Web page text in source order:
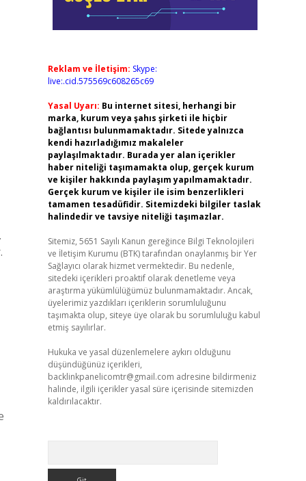
Reklam ve İletişim: Skype:
live:.cid.575569c608265c69
Yasal Uyarı: Bu internet sitesi, herhangi bir
marka, kurum veya şahıs şirketi ile hiçbir
bağlantısı bulunmamaktadır. Sitede yalnızca
kendi hazırladığımız makaleler
paylaşılmaktadır. Burada yer alan içerikler
haber niteliği taşımamakta olup, gerçek kurum
ve kişiler hakkında paylaşım yapılmamaktadır.
Gerçek kurum ve kişiler ile isim benzerlikleri
tamamen tesadüfidir. Sitemizdeki bilgiler taslak
halindedir ve tavsiye niteliği taşımazlar.
Sitemiz, 5651 Sayılı Kanun gereğince Bilgi Teknolojileri
ve İletişim Kurumu (BTK) tarafından onaylanmış bir Yer
Sağlayıcı olarak hizmet vermektedir. Bu nedenle,
sitedeki içerikleri proaktif olarak denetleme veya
araştırma yükümlülüğümüz bulunmamaktadır. Ancak,
üyelerimiz yazdıkları içeriklerin sorumluluğunu
taşımakta olup, siteye üye olarak bu sorumluluğu kabul
etmiş sayılırlar.
Hukuka ve yasal düzenlemelere aykırı olduğunu
düşündüğünüz içerikleri,
backlinkpanelicomtr@gmail.com adresine bildirmeniz
halinde, ilgili içerikler yasal süre içerisinde sitemizden
kaldırılacaktır.